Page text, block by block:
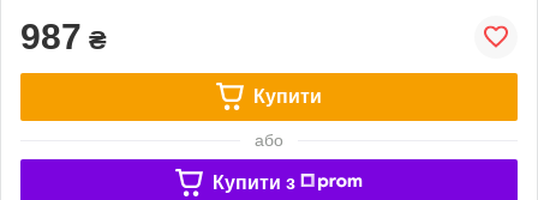
987 ₴
Купити
або
Купити з